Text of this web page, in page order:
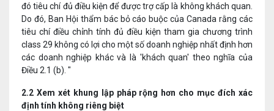
đó tiêu chí đủ điều kiện để được trợ cấp là không khách quan.
Do đó, Ban Hội thẩm bác bỏ cáo buộc của Canada rằng các
tiêu chí điều chỉnh tính đủ điều kiện tham gia chương trình
class 29 không có lợi cho một số doanh nghiệp nhất định hơn
các doanh nghiệp khác và là 'khách quan' theo nghĩa của
Điều 2.1 (b). "
2.2 Xem xét khung lập pháp rộng hơn cho mục đích xác
định tính không riêng biệt